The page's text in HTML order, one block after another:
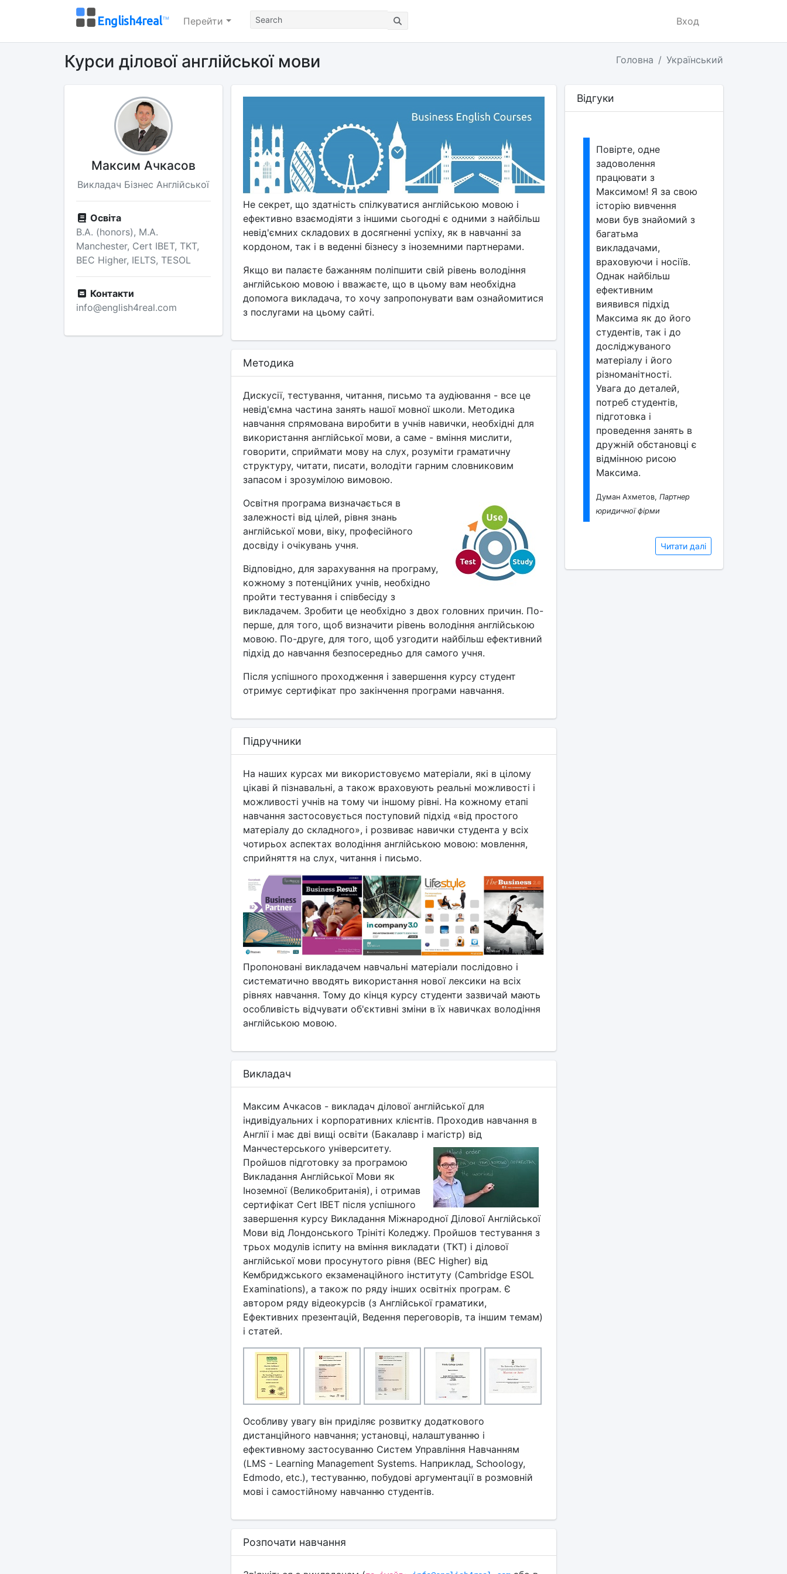
English4real™ Перейти Вход
Курси ділової англійської мови Головна Український
Максим Ачкасов
Викладач Бізнес Англійської
Освіта
B.A. (honors), M.A.
Manchester, Cert IBET, TKT,
BEC Higher, IELTS, TESOL
Контакти
info@english4real.com
Не секрет, що здатність спілкуватися англійською мовою і
ефективно взаємодіяти з іншими сьогодні є одними з найбільш
невід'ємних складових в досягненні успіху, як в навчанні за
кордоном, так і в веденні бізнесу з іноземними партнерами.
Якщо ви палаєте бажанням поліпшити свій рівень володіння
англійською мовою і вважаєте, що в цьому вам необхідна
допомога викладача, то хочу запропонувати вам ознайомитися
з послугами на цьому сайті.
Методика
Дискусії, тестування, читання, письмо та аудіювання - все це
невід'ємна частина занять нашої мовної школи. Методика
навчання спрямована виробити в учнів навички, необхідні для
використання англійської мови, а саме - вміння мислити,
говорити, сприймати мову на слух, розуміти граматичну
структуру, читати, писати, володіти гарним словниковим
запасом і зрозумілою вимовою.
Освітня програма визначається в
залежності від цілей, рівня знань
англійської мови, віку, професійного
досвіду і очікувань учня.
Відповідно, для зарахування на програму,
кожному з потенційних учнів, необхідно
пройти тестування і співбесіду з
викладачем. Зробити це необхідно з двох головних причин. По-
перше, для того, щоб визначити рівень володіння англійською
мовою. По-друге, для того, щоб узгодити найбільш ефективний
підхід до навчання безпосередньо для самого учня.
Після успішного проходження і завершення курсу студент
отримує сертифікат про закінчення програми навчання.
Підручники
На наших курсах ми використовуємо матеріали, які в цілому
цікаві й пізнавальні, а також враховують реальні можливості і
можливості учнів на тому чи іншому рівні. На кожному етапі
навчання застосовується поступовий підхід «від простого
матеріалу до складного», і розвиває навички студента у всіх
чотирьох аспектах володіння англійською мовою: мовлення,
сприйняття на слух, читання і письмо.
Пропоновані викладачем навчальні матеріали послідовно і
систематично вводять використання нової лексики на всіх
рівнях навчання. Тому до кінця курсу студенти зазвичай мають
особливість відчувати об'єктивні зміни в їх навичках володіння
англійською мовою.
Викладач
Максим Ачкасов - викладач ділової англійської для
індивідуальних і корпоративних клієнтів. Проходив навчання в
Англії і має дві вищі освіти (Бакалавр і магістр) від
Манчестерського університету.
Пройшов підготовку за програмою
Викладання Англійської Мови як
Іноземної (Великобританія), і отримав
сертифікат Cert IBET після успішного
завершення курсу Викладання Міжнародної Ділової Англійської
Мови від Лондонського Трініті Коледжу. Пройшов тестування з
трьох модулів іспиту на вміння викладати (TKT) і ділової
англійської мови просунутого рівня (BEC Higher) від
Кембриджського екзаменаційного інституту (Cambridge ESOL
Examinations), а також по ряду інших освітніх програм. Є
автором ряду відеокурсів (з Англійської граматики,
Ефективних презентацій, Ведення переговорів, та іншим темам)
і статей.
Особливу увагу він приділяє розвитку додаткового
дистанційного навчання; установці, налаштуванню і
ефективному застосуванню Систем Управління Навчанням
(LMS - Learning Management Systems. Наприклад, Schoology,
Edmodo, etc.), тестуванню, побудові аргументації в розмовній
мові і самостійному навчанню студентів.
Розпочати навчання
Відгуки
Повірте, одне
задоволення
працювати з
Максимом! Я за свою
історію вивчення
мови був знайомий з
багатьма
викладачами,
враховуючи і носіїв.
Однак найбільш
ефективним
виявився підхід
Максима як до його
студентів, так і до
досліджуваного
матеріалу і його
різноманітності.
Увага до деталей,
потреб студентів,
підготовка і
проведення занять в
дружній обстановці є
відмінною рисою
Максима.
Думан Ахметов,Партнер
юридичної фірми
Читати далі